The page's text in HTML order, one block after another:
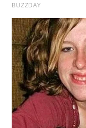
PURWAKARTA
WN
PRIANGAN
TIMUR
WN
SEMARANG
WN
SOLO